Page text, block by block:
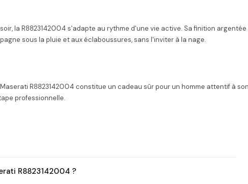
la R8823142004 s'adapte au rythme d'une vie active. Sa finition
sous la pluie et aux éclaboussures, sans l'inviter à la nage.
R8823142004 constitue un cadeau sûr pour un homme attentif à
professionnelle.
R8823142004 ?